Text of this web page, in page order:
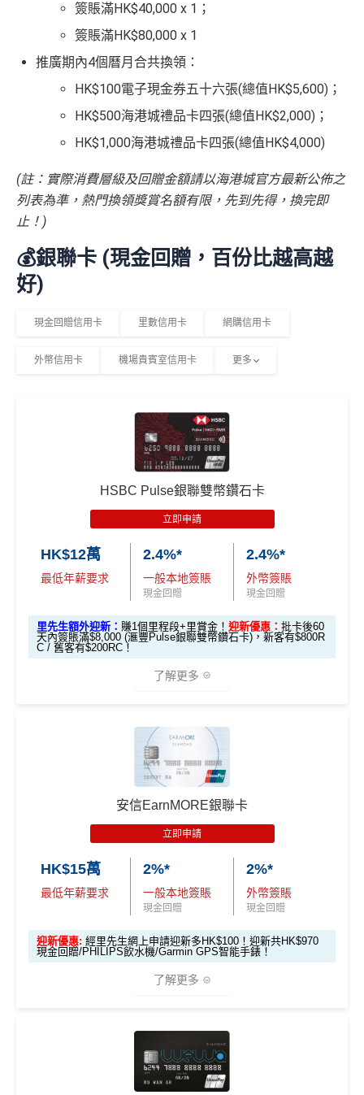
簽賬滿HK$40,000 x 1；
簽賬滿HK$80,000 x 1
推廣期內4個曆月合共換領：
HK$100電子現金券五十六張(總值HK$5,600)；
HK$500海港城禮品卡四張(總值HK$2,000)；
HK$1,000海港城禮品卡四張(總值HK$4,000)
(註：實際消費層級及回贈金額請以海港城官方最新公佈之
列表為準，熱門換領獎賞名額有限，先到先得，換完即
止！)
💰銀聯卡 (現金回贈，百份比越高越
好)
現金回贈信用卡 里數信用卡 網購信用卡
外幣信用卡 機場貴賓室信用卡 更多
HSBC Pulse銀聯雙幣鑽石卡
立即申請
HK$12萬
最低年薪要求
2.4%*
一般本地簽賬
現金回贈
2.4%*
外幣簽賬
現金回贈
里先生額外迎新： 賺1個里程段+里賞金！ 迎新優惠： 批卡後60
天內簽賬滿$8,000 (滙豐Pulse銀聯雙幣鑽石卡)，新客有$800R
C / 舊客有$200RC！
了解更多
*（基本「獎賞錢」0.4%+「 最紅自主獎賞
銀聯雙幣Pulse鑽石卡迎新
滙豐 Pulse銀聯卡申請網址
MrMiles.hk/hsbc-unionpay-a
里先生加碼： 申請完填Form
MrMiles.hk/hsbc-unionpa
y-pulse-form
賺1個里程段+里賞金
❗️（由里先生派出🎯3
8新會員額外里賞金#）
#每1里賞金 ≈ HK$1，可兌換FPS轉數快回贈！詳情MrMil
es.hk/mmcredit
安信EarnMORE銀聯卡
立即申請
HK$15萬
最低年薪要求
2%*
一般本地簽賬
現金回贈
2%*
外幣簽賬
現金回贈
迎新優惠: 經里先生網上申請迎新多HK$100！迎新共HK$970
現金回贈/PHILIPS飲水機/Garmin GPS智能手錶！
了解更多
2%有每半年上限HK$8萬，記得唔係無上限架！